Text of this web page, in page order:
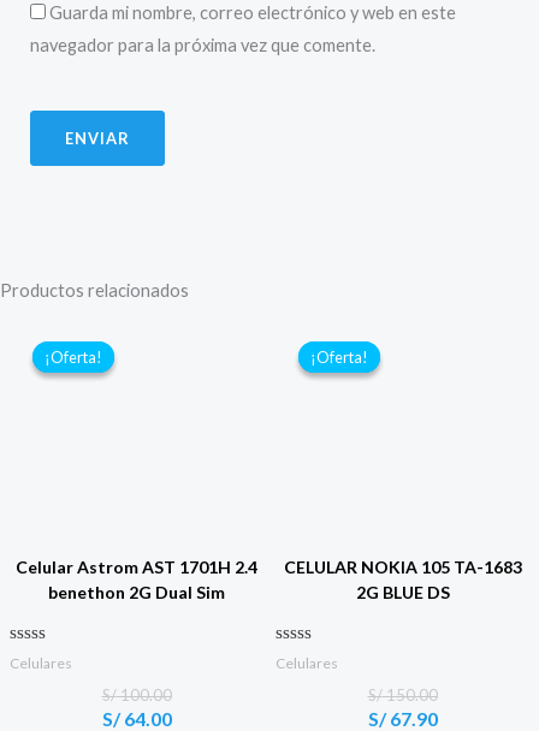
Guarda mi nombre, correo electrónico y web en este
navegador para la próxima vez que comente.
Productos relacionados
¡Oferta!
¡Oferta!
Celular Astrom AST 1701H 2.4
benethon 2G Dual Sim
Valorado con
Celulares
S/100.00
El
S/64.00
El
¡Oferta!
¡Oferta!
CELULAR NOKIA 105 TA-1683
2G BLUE DS
Valorado con
Celulares
S/150.00
El
S/67.90
El